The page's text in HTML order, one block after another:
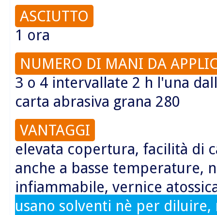
ASCIUTTO
1 ora
NUMERO DI MANI DA
3 o 4 intervallate 2 h l'una
carta abrasiva grana 280
VANTAGGI
elevata copertura, facilità di
anche a basse temperature,
infiammabile, vernice
usano solventi nè per